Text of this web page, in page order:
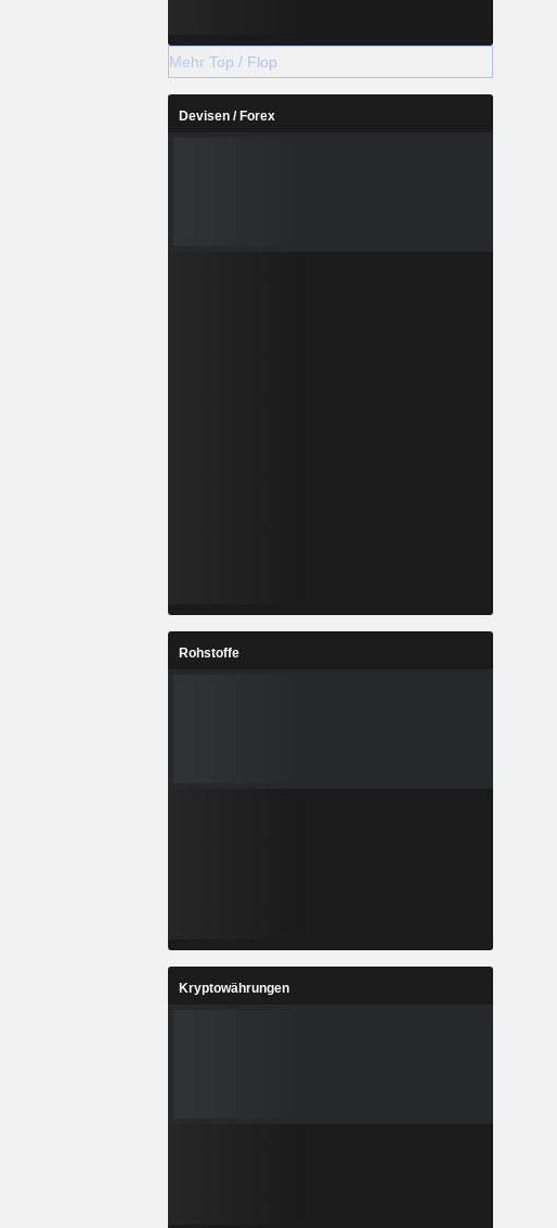
Mehr Top / Flop
Devisen / Forex
Rohstoffe
Kryptowährungen